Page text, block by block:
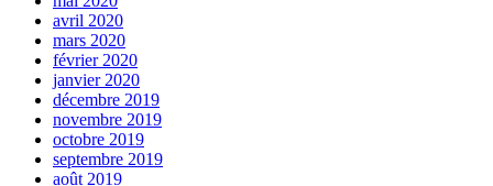
avril 2020
mars 2020
février 2020
janvier 2020
décembre 2019
novembre 2019
octobre 2019
septembre 2019
août 2019